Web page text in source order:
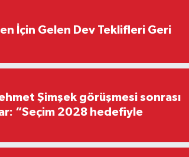
İçin Gelen Dev Teklifleri Geri
Şimşek görüşmesi sonrası
“Seçim 2028 hedefiyle